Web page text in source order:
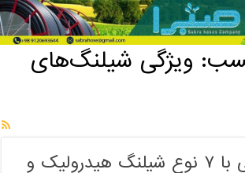
ویژگی شیلنگ‌های هیدرولیک
ویژگی شیلنگ‌های
عنوان: آشنایی با ۷ نوع شیلنگ هیدرولیک و